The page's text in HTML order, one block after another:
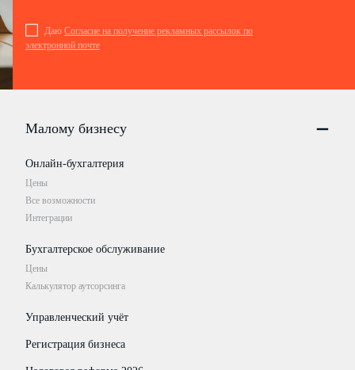
Даю Согласие на получение рекламных рассылок по
электронной почте
Малому бизнесу
Онлайн-бухгалтерия
Цены
Все возможности
Интеграции
Бухгалтерское обслуживание
Цены
Калькулятор аутсорсинга
Управленческий учёт
Регистрация бизнеса